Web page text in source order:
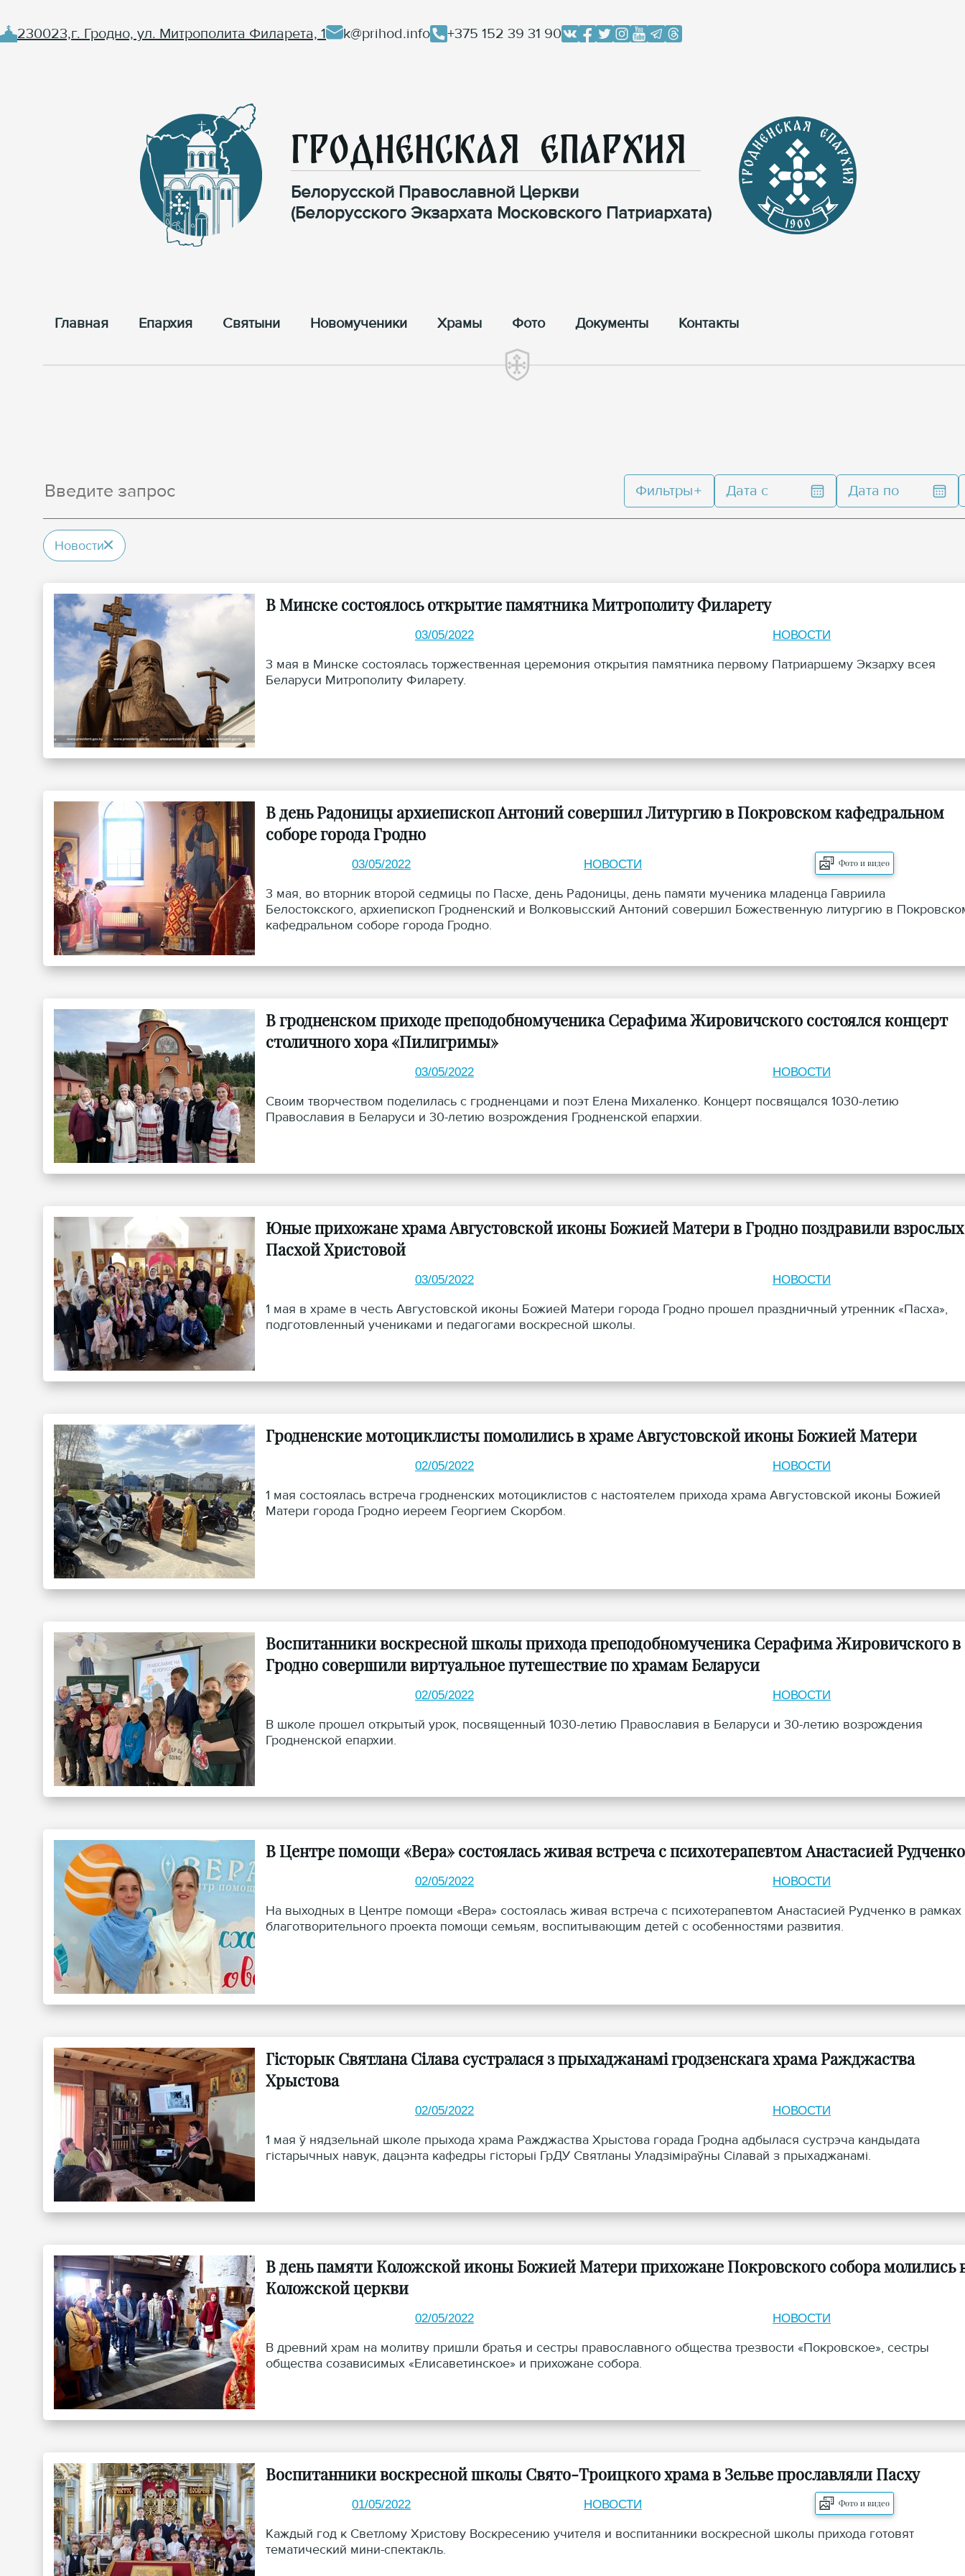
230023,г. Гродно, ул. Митрополита Филарета, 1 k@prihod.info +375 152 39 31 90
Гродненская Епархия
Белорусской Православной Церкви
(Белорусского Экзархата Московского Патриархата)
Главная Епархия Cвятыни Новомученики Храмы Фото Документы Контакты
Фильтры Дата с Дата по
Новости
В Минске состоялось открытие памятника Митрополиту Филарету
03/05/2022 НОВОСТИ
3 мая в Минске состоялась торжественная церемония открытия памятника первому Патриаршему Экзарху всея
Беларуси Митрополиту Филарету.
В день Радоницы архиепископ Антоний совершил Литургию в Покровском кафедральном
соборе города Гродно
03/05/2022 НОВОСТИ Фото и видео
3 мая, во вторник второй седмицы по Пасхе, день Радоницы, день памяти мученика младенца Гавриила
Белостокского, архиепископ Гродненский и Волковысский Антоний совершил Божественную литургию в
кафедральном соборе города Гродно.
В гродненском приходе преподобномученика Серафима Жировичского состоялся концерт
столичного хора «Пилигримы»
03/05/2022 НОВОСТИ
Своим творчеством поделилась с гродненцами и поэт Елена Михаленко. Концерт посвящался 1030-летию
Православия в Беларуси и 30-летию возрождения Гродненской епархии.
Юные прихожане храма Августовской иконы Божией Матери в Гродно поздравили
Пасхой Христовой
03/05/2022 НОВОСТИ
1 мая в храме в честь Августовской иконы Божией Матери города Гродно прошел праздничный утренник «Пасха»,
подготовленный учениками и педагогами воскресной школы.
Гродненские мотоциклисты помолились в храме Августовской иконы Божией Матери
02/05/2022 НОВОСТИ
1 мая состоялась встреча гродненских мотоциклистов с настоятелем прихода храма Августовской иконы Божией
Матери города Гродно иереем Георгием Скорбом.
Воспитанники воскресной школы прихода преподобномученика Серафима Жировичского в
Гродно совершили виртуальное путешествие по храмам Беларуси
02/05/2022 НОВОСТИ
В школе прошел открытый урок, посвященный 1030-летию Православия в Беларуси и 30-летию возрождения
Гродненской епархии.
В Центре помощи «Вера» состоялась живая встреча с психотерапевтом Анастасией Рудченко
02/05/2022 НОВОСТИ
На выходных в Центре помощи «Вера» состоялась живая встреча с психотерапевтом Анастасией Рудченко в рамках
благотворительного проекта помощи семьям, воспитывающим детей с особенностями развития.
Гісторык Святлана Сілава сустрэлася з прыхаджанамі гродзенскага храма Ражджаства
Хрыстова
02/05/2022 НОВОСТИ
1 мая ў нядзельнай школе прыхода храма Ражджаства Хрыстова горада Гродна адбылася сустрэча кандыдата
гiстарычных навук, дацэнта кафедры гiсторыі ГрДУ Святланы Уладзiмiраўны Сiлавай з прыхаджанамi.
В день памяти Коложской иконы Божией Матери прихожане Покровского собора молились
Коложской церкви
02/05/2022 НОВОСТИ
В древний храм на молитву пришли братья и сестры православного общества трезвости «Покровское», сестры
общества созависимых «Елисаветинское» и прихожане собора.
Воспитанники воскресной школы Свято-Троицкого храма в Зельве прославляли Пасху
01/05/2022 НОВОСТИ Фото и видео
Каждый год к Светлому Христову Воскресению учителя и воспитанники воскресной школы прихода готовят
тематический мини-спектакль.